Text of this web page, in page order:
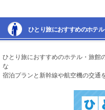
ひとり旅におすすめのホテ
ひとり旅におすすめのホテル・旅館
な
宿泊プランと新幹線や航空機の交通